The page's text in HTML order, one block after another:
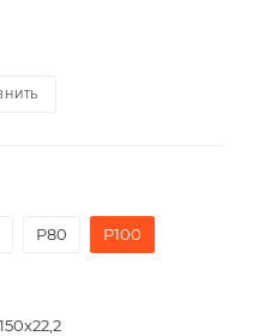
P80 P100
150x22,2